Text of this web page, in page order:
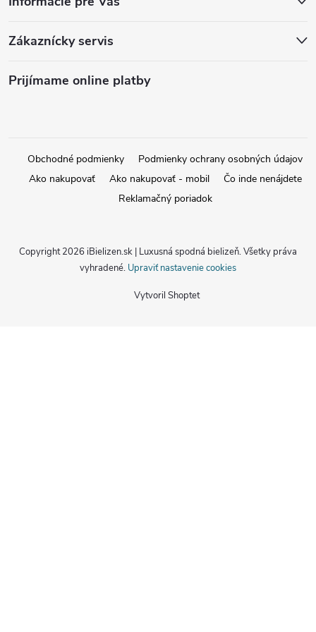
Zákaznícky servis
Prijímame online platby
Obchodné podmienky
Podmienky ochrany osobných údajov
Ako nakupovať
Ako nakupovať - mobil
Čo inde nenájdete
Reklamačný poriadok
Vytvoril Shoptet
Copyright 2026 iBielizen.sk | Luxusná spodná bielizeň. Všetky práva
vyhradené. Upraviť nastavenie cookies